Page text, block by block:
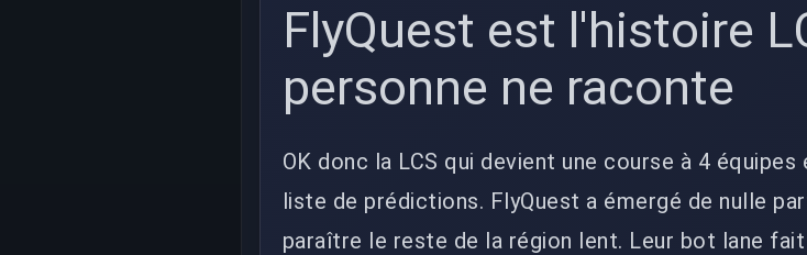
FlyQuest est l'histoire
personne ne raconte
OK donc la LCS qui devient une course à 4
liste de prédictions. FlyQuest a émergé de nulle
paraître le reste de la région lent. Leur bot lane